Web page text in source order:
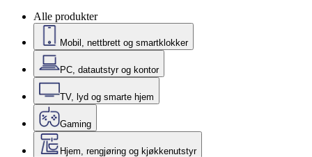
Alle produkter
Mobil, nettbrett og smartklokker
PC, datautstyr og kontor
TV, lyd og smarte hjem
Gaming
Hjem, rengjøring og kjøkkenutstyr